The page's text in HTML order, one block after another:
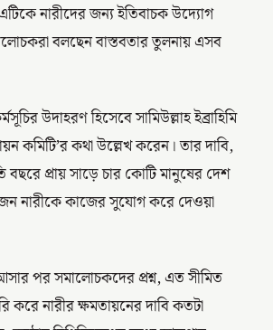
নারীদের জন্য ইতিবাচক উদ্যোগ
বলছেন বাস্তবতার তুলনায় এসব
উদাহরণ হিসেবে সামিউল্লাহ ইব্রাহিমি
কমিটি’র কথা উল্লেখ করেন। তার দাবি,
বছরে প্রায় সাড়ে চার কোটি মানুষের দেশ
নারীকে কাজের সুযোগ করে দেওয়া
পর সমালোচকদের প্রশ্ন, এত সীমিত
করে নারীর ক্ষমতায়নের দাবি কতটা